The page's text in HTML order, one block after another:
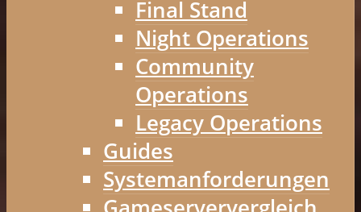
Final Stand
Night Operations
Community
Operations
Legacy Operations
Guides
Systemanforderungen